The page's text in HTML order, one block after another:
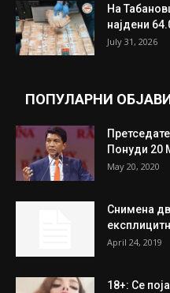
На
најдени
July 31, 2026
ПОПУЛАРНИ
Понуди 20
May 20, 2020
Снимена
April 24, 2019
18+: Се